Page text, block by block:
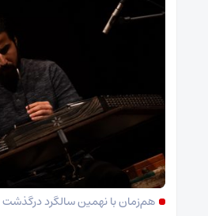
هم‌زمان با نهمین سالگرد درگذشت